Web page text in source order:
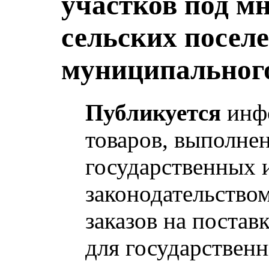
сельских
Публикуется
товаров,
заказов на
для